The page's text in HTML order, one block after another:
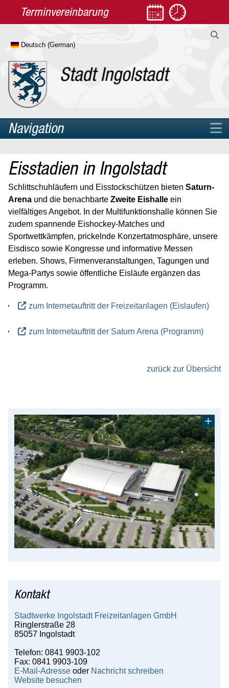
Terminvereinbarung
Navigation
Rathaus
Leben
Arbeit & Jobcenter
Diversität
Gesundheit
Kinder, Jugend & Familie
Senioren
Soziales & Wohnen
Veranstaltungen
Umwelt, Natur & Klima
Kultur
Service
Karriere
Wirtschaft
Gäste
Eisstadien in Ingolstadt
Schlittschuhläufern und Eisstockschützen bieten Saturn-
Arena und die benachbarte Zweite Eishalle ein
vielfältiges Angebot. In der Multifunktionshalle können Sie
zudem spannende Eishockey-Matches und
Sportwettkämpfen, prickelnde Konzertatmosphäre, unsere
Eisdisco sowie Kongresse und informative Messen
erleben. Shows, Firmenveranstaltungen, Tagungen und
Mega-Partys sowie öffentliche Eisläufe ergänzen das
Programm.
zum Internetauftritt der Freizeitanlagen (Eislaufen)
zum Internetauftritt der Saturn Arena (Programm)
zurück zur Übersicht
Kontakt
Stadtwerke Ingolstadt Freizeitanlagen GmbH
Ringlerstraße 28
85057 Ingolstadt
Telefon: 0841 9903-102
Fax: 0841 9903-109
E-Mail-Adresse oder Nachricht schreiben
Website besuchen